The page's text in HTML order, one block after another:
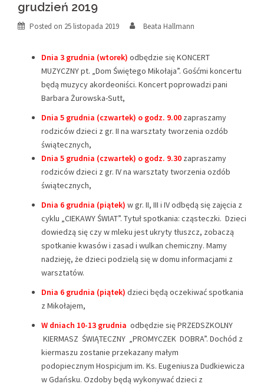
grudzień 2019
Posted on 25 listopada 2019 Beata Hallmann
Dnia 3 grudnia (wtorek) odbędzie się KONCERT
MUZYCZNY pt. „Dom Świętego Mikołaja”. Gośćmi koncertu
będą muzycy akordeoniści. Koncert poprowadzi pani
Barbara Żurowska-Sutt,
Dnia 5 grudnia (czwartek) o godz. 9.00 zapraszamy
rodziców dzieci z gr. II na warsztaty tworzenia ozdób
świątecznych,
Dnia 5 grudnia (czwartek) o godz. 9.30 zapraszamy
rodziców dzieci z gr. IV na warsztaty tworzenia ozdób
świątecznych,
Dnia 6 grudnia (piątek) w gr. II, III i IV odbędą się zajęcia z
cyklu „CIEKAWY ŚWIAT”. Tytuł spotkania: cząsteczki. Dzieci
dowiedzą się czy w mleku jest ukryty tłuszcz, zobaczą
spotkanie kwasów i zasad i wulkan chemiczny. Mamy
nadzieję, że dzieci podzielą się w domu informacjami z
warsztatów.
Dnia 6 grudnia (piątek) dzieci będą oczekiwać spotkania
z Mikołajem,
W dniach 10-13 grudnia odbędzie się PRZEDSZKOLNY
KIERMASZ ŚWIĄTECZNY „PROMYCZEK DOBRA”. Dochód z
kiermaszu zostanie przekazany małym
podopiecznym Hospicjum im. Ks. Eugeniusza Dudkiewicza
w Gdańsku. Ozdoby będą wykonywać dzieci z